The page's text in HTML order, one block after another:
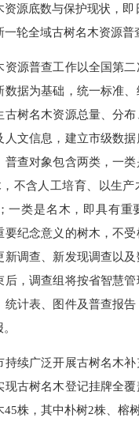
源底数与保护现状，即
轮全域古树名木资源普
源普查工作以全国第二
数据为基础，统一标准
古树名木资源总量、分
人文信息，建立市级数
普查对象包含两类，一
不含人工培育、以生
一类是名木，即具有重
要纪念意义的树木，不
新调查、新发现调查以
后，调查组将按省智慧
统计表、图件及普查报
续广泛开展古树名木补
现古树名木登记挂牌全
株，其中朴树2株、榕